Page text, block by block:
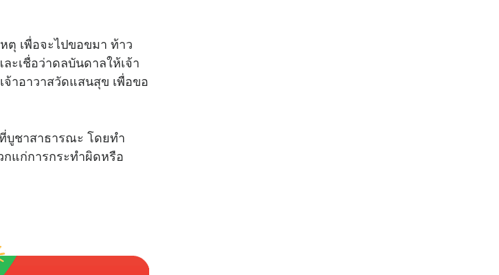
ตุ เพื่อจะไปขอขมา ท้าว
ะเชื่อว่าดลบันดาลให้เจ้า
าอาวาสวัดแสนสุข เพื่อขอ
บูชาสาธารณะ โดยทำ
แก่การกระทำผิดหรือ